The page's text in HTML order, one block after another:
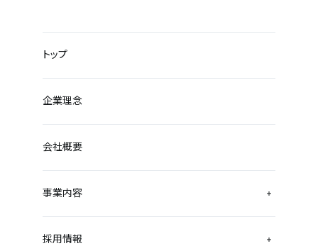
トップ
企業理念
会社概要
事業内容
採用情報